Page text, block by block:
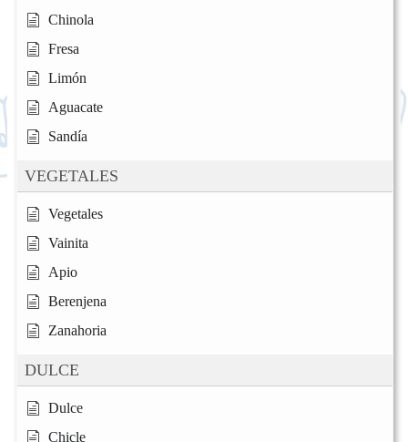
Chinola
Fresa
Limón
Aguacate
Sandía
VEGETALES
Vegetales
Vainita
Apio
Berenjena
Zanahoria
DULCE
Dulce
Chicle